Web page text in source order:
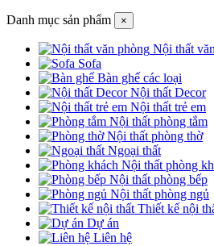
Danh mục sản phẩm ×
Nội thất
Sofa
Bàn ghế các loại
Nội thất Decor
Nội thất trẻ em
Nội thất phòng tắm
Nội thất phòng thờ
Ngoại thất
Nội thất phòng
Nội thất phòng bếp
Nội thất phòng ngủ
Thiết kế nội
Dự án
Liên hệ